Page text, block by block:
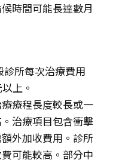
時間可能長達數月
所每次治療費用
上。
療程長度較長或一
治療項目包含衝擊
外加收費用。診所
可能較高。部分中